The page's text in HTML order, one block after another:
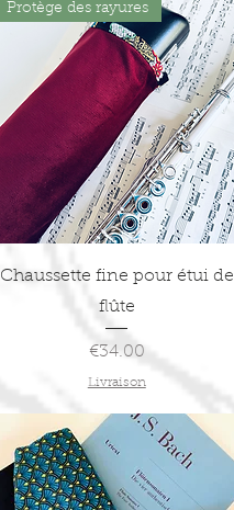
Quick View
Protège des rayures
Chaussette fine pour étui de
flûte
Price
€34.00
Livraison